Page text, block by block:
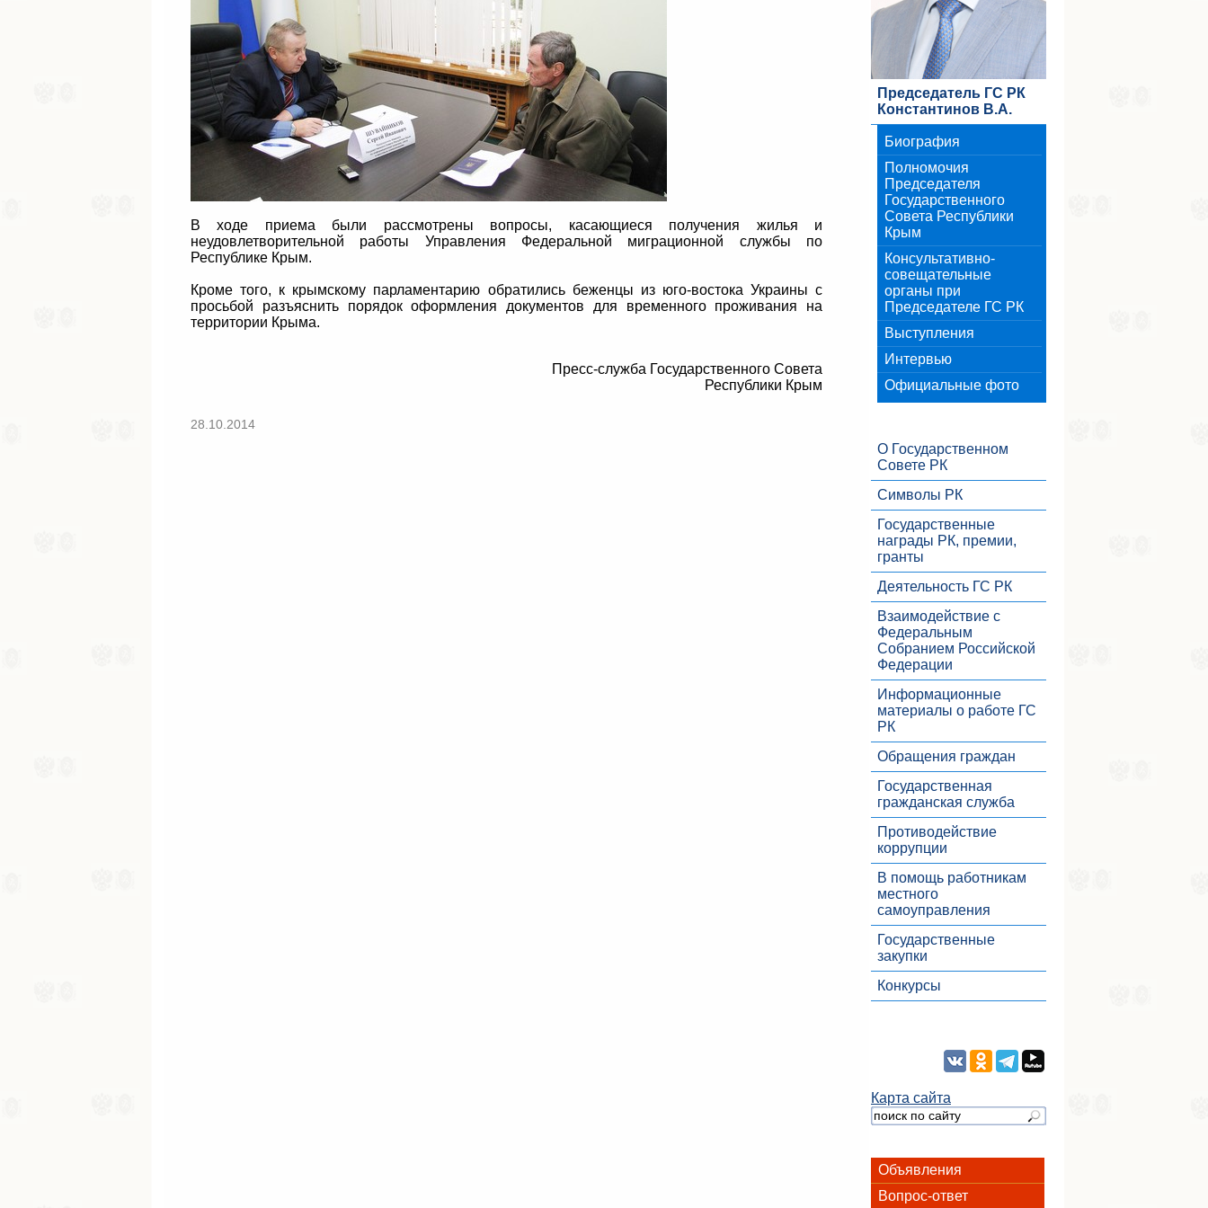
В ходе приема были рассмотрены вопросы, касающиеся получения жилья и
неудовлетворительной работы Управления Федеральной миграционной службы по
Республике Крым.
Кроме того, к крымскому парламентарию обратились беженцы из юго-востока Украины с
просьбой разъяснить порядок оформления документов для временного проживания на
территории Крыма.
Пресс-служба Государственного Совета
Республики Крым
28.10.2014
Председатель ГС РК
Константинов В.А.
Биография
Полномочия
Председателя
Государственного
Совета Республики
Крым
Консультативно-
совещательные
органы при
Председателе ГС РК
Выступления
Интервью
Официальные фото
О Государственном
Совете РК
Символы РК
Государственные
награды РК, премии,
гранты
Деятельность ГС РК
Взаимодействие с
Федеральным
Собранием Российской
Федерации
Информационные
материалы о работе ГС
РК
Обращения граждан
Государственная
гражданская служба
Противодействие
коррупции
В помощь работникам
местного
самоуправления
Государственные
закупки
Конкурсы
Карта сайта
Объявления
Вопрос-ответ